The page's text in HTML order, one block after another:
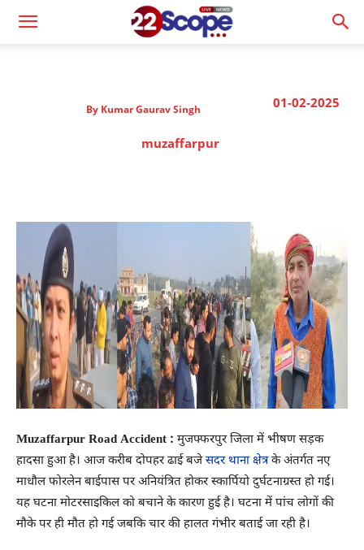
01-02-2025
By Kumar Gaurav Singh
muzaffarpur
Muzaffarpur Road Accident : मुजफ्फरपुर जिला में भीषण सड़क
हादसा हुआ है। आज करीब दोपहर ढाई बजेसदर थाना क्षेत्रके अंतर्गत नए
माधौल फोरलेन बाईपास पर अनियंत्रित होकर स्कार्पियो दुर्घटनाग्रस्त हो गई।
यह घटना मोटरसाइकिल को बचाने के कारण हुई है। घटना में पांच लोगों की
मौके पर ही मौत हो गई जबकि चार की हालत गंभीर बताई जा रही है।